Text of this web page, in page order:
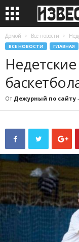
Домой Все новости
ВСЕ НОВОСТИ ГЛАВНАЯ
От Дежурный по сайту -